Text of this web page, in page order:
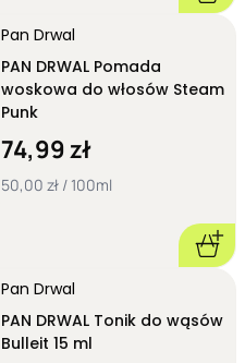
Pan Drwal
PAN DRWAL Pomada
woskowa do włosów Steam
Punk
74,99 zł
50,00 zł / 100ml
Pan Drwal
PAN DRWAL Tonik do wąsów
Bulleit 15 ml